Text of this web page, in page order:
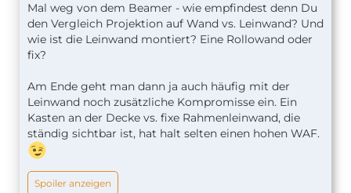
Mal weg von dem Beamer - wie empfindest denn Du
den Vergleich Projektion auf Wand vs. Leinwand? Und
wie ist die Leinwand montiert? Eine Rollowand oder
fix?
Am Ende geht man dann ja auch häufig mit der
Leinwand noch zusätzliche Kompromisse ein. Ein
Kasten an der Decke vs. fixe Rahmenleinwand, die
ständig sichtbar ist, hat halt selten einen hohen WAF.
Spoiler anzeigen